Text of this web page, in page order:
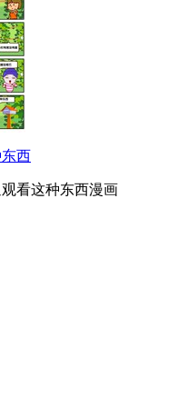
西
看这种东西漫画